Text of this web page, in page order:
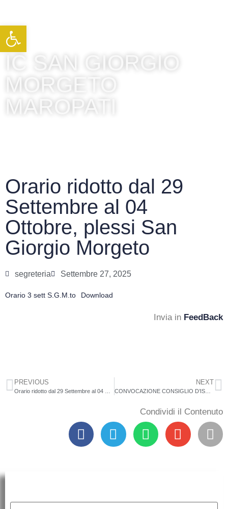
IC SAN GIORGIO
MORGETO
MAROPATI
Orario ridotto dal 29
Settembre al 04
Ottobre, plessi San
Giorgio Morgeto
segreteria Settembre 27, 2025
Orario 3 sett S.G.M.to Download
Invia in FeedBack
PREVIOUS NEXT
CONVOCAZIONE CONSIGLIO D’ISTITUTO IN MODALITA’ MISTA 01/10/2025
Condividi il Contenuto
Apri la barra degli strumenti